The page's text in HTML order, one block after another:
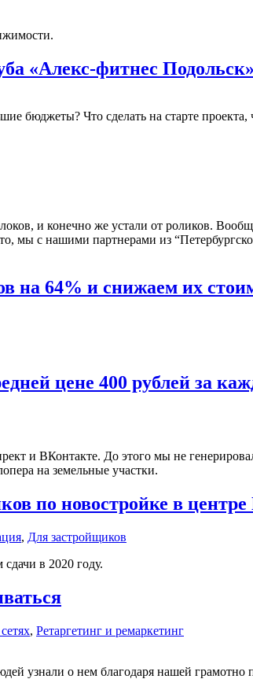
«Алекс-фитнес Подольск»
бюджеты? Что сделать на старте
и конечно же устали от роликов.
мы с нашими партнерами из
на 64% и снижаем их
цене 400 рублей за
и ВКонтакте. До этого мы не
на земельные участки.
по новостройке в
, Для застройщиков
сдачи в 2020 году.
, Ретаргетинг и ремаркетинг
узнали о нем благодаря нашей грамотно